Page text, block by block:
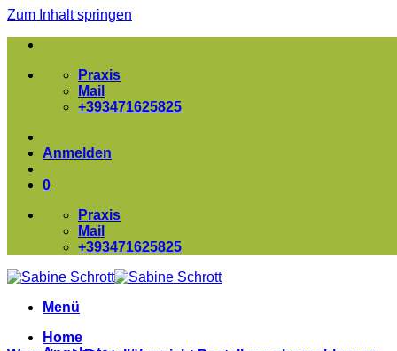
Zum Inhalt springen
Praxis
Mail
+393471625825
Anmelden
0
Praxis
Mail
+393471625825
Menü
Home